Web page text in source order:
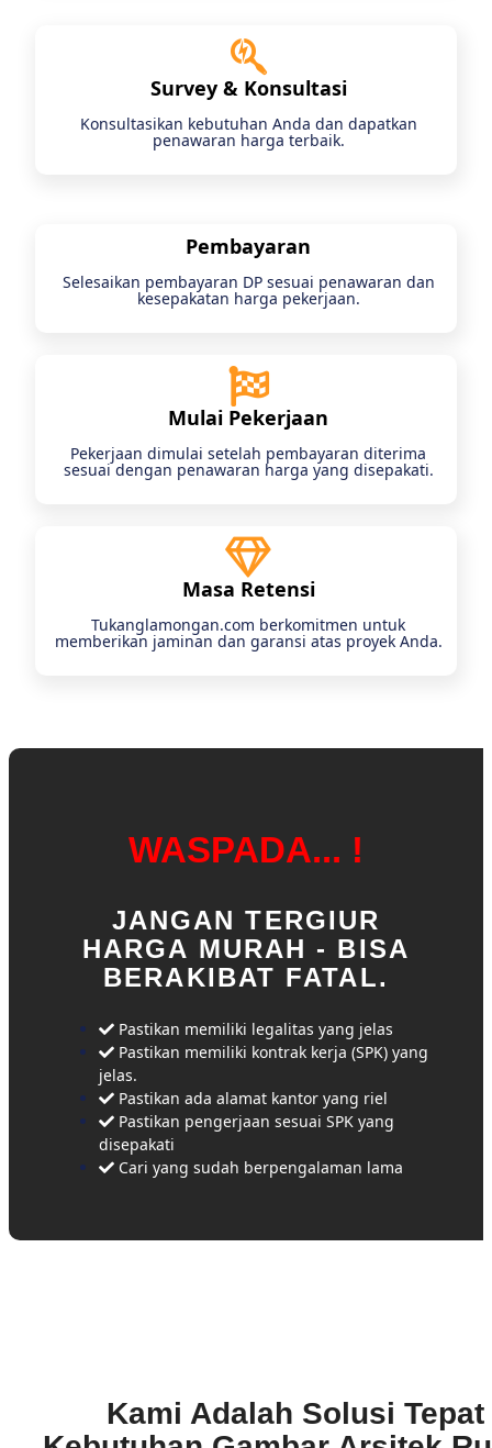
Survey & Konsultasi
Konsultasikan kebutuhan Anda dan dapatkan
penawaran harga terbaik.
Pembayaran
Selesaikan pembayaran DP sesuai penawaran dan
kesepakatan harga pekerjaan.
Mulai Pekerjaan
Pekerjaan dimulai setelah pembayaran diterima
sesuai dengan penawaran harga yang disepakati.
Masa Retensi
Tukanglamongan.com berkomitmen untuk
memberikan jaminan dan garansi atas proyek Anda.
WASPADA... !
JANGAN TERGIUR
HARGA MURAH - BISA
BERAKIBAT FATAL.
Pastikan memiliki legalitas yang jelas
Pastikan memiliki kontrak kerja (SPK) yang
jelas.
Pastikan ada alamat kantor yang riel
Pastikan pengerjaan sesuai SPK yang
disepakati
Cari yang sudah berpengalaman lama
Kami Adalah Solusi